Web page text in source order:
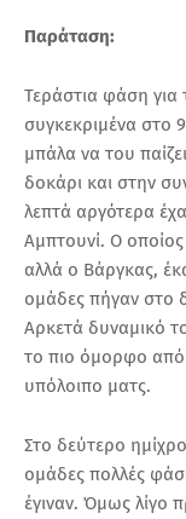
Παράταση:
Τεράστια φάση
συγκεκριμένα στο
μπάλα να του
δοκάρι και στην
λεπτά αργότερα
Αμπτουνί. Ο
αλλά ο Βάργκας,
ομάδες πήγαν στο
Αρκετά δυναμικό
το πιο όμορφο
υπόλοιπο ματς.
Στο δεύτερο
ομάδες πολλές
έγιναν. Όμως λίγο